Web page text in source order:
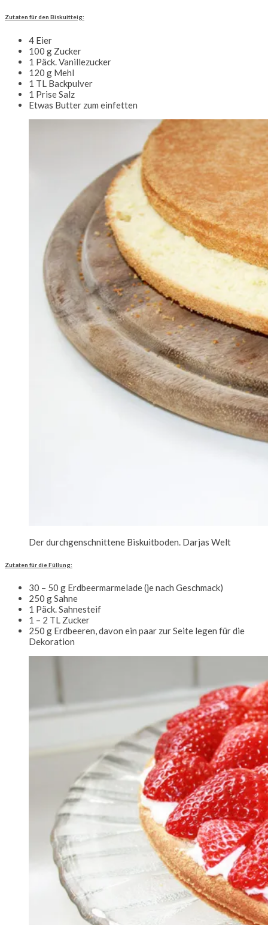
Zutaten für den Biskuitteig:
4 Eier
100 g Zucker
1 Päck. Vanillezucker
120 g Mehl
1 TL Backpulver
1 Prise Salz
Etwas Butter zum einfetten
Der durchgenschnittene Biskuitboden. Darjas Welt
Zutaten für die Füllung:
30 – 50 g Erdbeermarmelade (je nach Geschmack)
250 g Sahne
1 Päck. Sahnesteif
1 – 2 TL Zucker
250 g Erdbeeren, davon ein paar zur Seite legen für die
Dekoration